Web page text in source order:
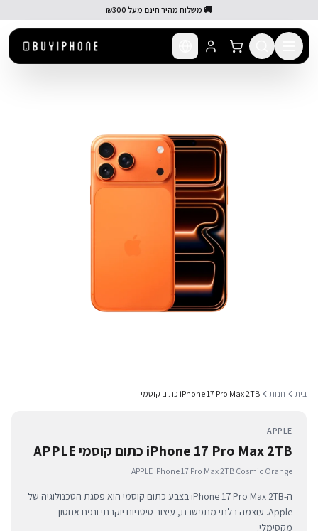
🚚 משלוח מהיר חינם מעל ₪300
בית חנות iPhone 17 Pro Max 2TB כתום קוסמי
APPLE
iPhone 17 Pro Max 2TB כתום קוסמי APPLE
APPLE iPhone 17 Pro Max 2TB Cosmic Orange
ה-iPhone 17 Pro Max 2TB בצבע כתום קוסמי הוא פסגת הטכנולוגיה של
Apple. עוצמה בלתי מתפשרת, עיצוב טיטניום יוקרתי ונפח אחסון
מקסימלי.